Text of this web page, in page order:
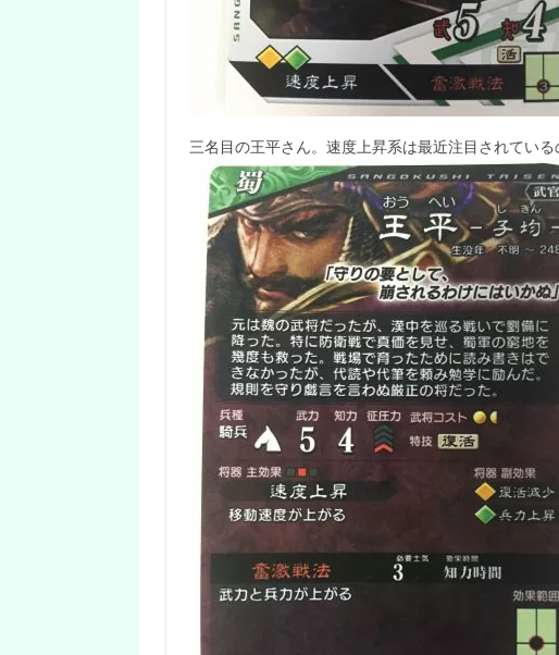
三名目の王平さん。速度上昇系は最近注目されている